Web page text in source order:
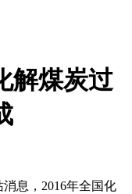
解煤炭过
息，2016年全国化